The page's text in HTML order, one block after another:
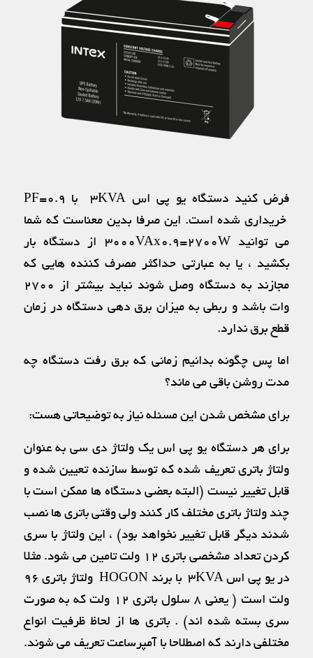
فرض کنید دستگاه یو پی اس ۳KVA با PF=0.9
خریداری شده است. این صرفا بدین معناست که شما
می توانید ۳۰۰۰VAx0.9=2700W از دستگاه بار
بکشید ، یا به عبارتی حداکثر مصرف کننده هایی که
مجازند به دستگاه وصل شوند نباید بیشتر از ۲۷۰۰
وات باشد و ربطی به میزان برق دهی دستگاه در زمان
قطع برق ندارد.
اما پس چگونه بدانیم زمانی که برق رفت دستگاه چه
مدت روشن باقی می ماند؟
برای مشخص شدن این مسئله نیاز به توضیحاتی هست:
برای هر دستگاه یو پی اس یک ولتاژ دی سی به عنوان
ولتاژ باتری تعریف شده که توسط سازنده تعیین شده و
قابل تغییر نیست (البته بعضی دستگاه ها ممکن است با
چند ولتاژ باتری مختلف کار کنند ولی وقتی باتری ها نصب
شدند دیگر قابل تغییر نخواهد بود) ، این ولتاژ با سری
کردن تعداد مشخصی باتری ۱۲ ولت تامین می شود. مثلا
در یو پی اس ۳KVA با برند HOGON ولتاژ باتری ۹۶
ولت است ( یعنی ۸ سلول باتری ۱۲ ولت که به صورت
سری بسته شده اند) . باتری ها از لحاظ ظرفیت انواع
مختلفی دارند که اصطلاحا با آمپرساعت تعریف می شوند.